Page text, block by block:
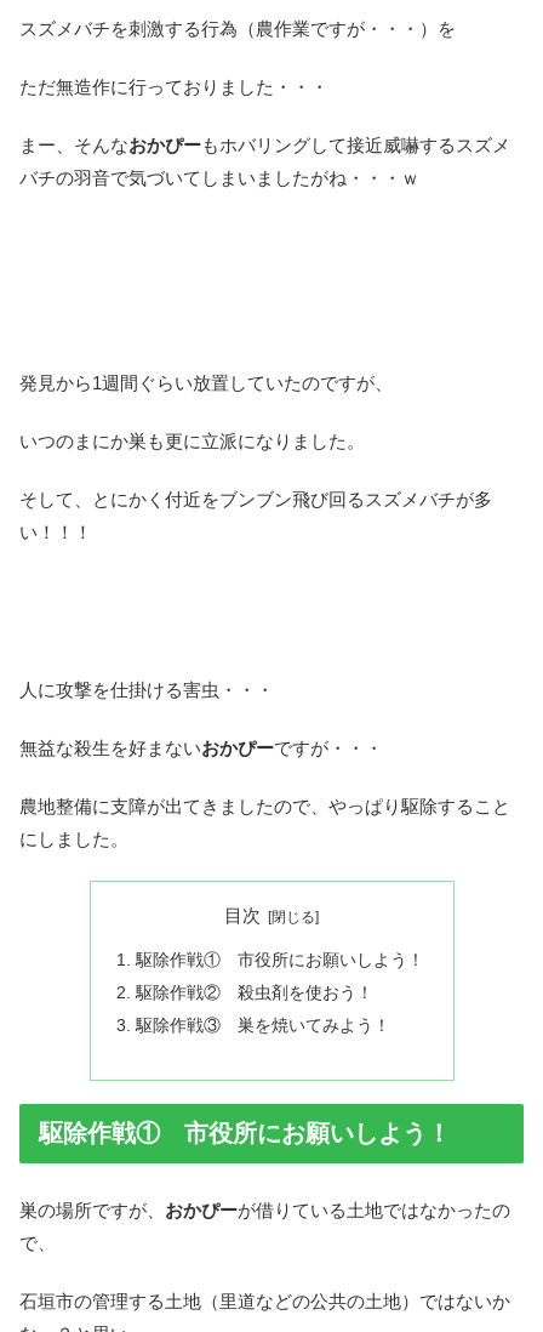
スズメバチを刺激する行為（農作業ですが・・・）を
ただ無造作に行っておりました・・・
まー、そんなおかぴーもホバリングして接近威嚇するスズメ
バチの羽音で気づいてしまいましたがね・・・ｗ
発見から1週間ぐらい放置していたのですが、
いつのまにか巣も更に立派になりました。
そして、とにかく付近をブンブン飛び回るスズメバチが多
い！！！
人に攻撃を仕掛ける害虫・・・
無益な殺生を好まないおかぴーですが・・・
農地整備に支障が出てきましたので、やっぱり駆除すること
にしました。
目次
駆除作戦① 市役所にお願いしよう！
駆除作戦② 殺虫剤を使おう！
駆除作戦③ 巣を焼いてみよう！
駆除作戦① 市役所にお願いしよう！
巣の場所ですが、 おかぴーが借りている土地ではなかったの
で、
石垣市の管理する土地（里道などの公共の土地）ではないか